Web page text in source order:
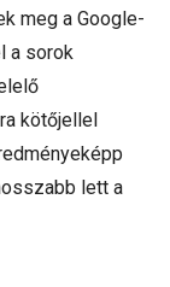
meg a Google-
a sorok
kötőjellel
lett a